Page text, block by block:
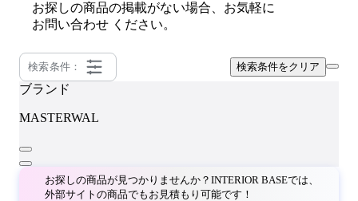
お探しの商品の掲載がない場合、お気軽に
お問い合わせ ください。
検索条件： 検索条件をクリア
ブランド
MASTERWAL
お探しの商品が見つかりませんか？INTERIOR BASEでは、
外部サイトの商品でもお見積もり可能です！